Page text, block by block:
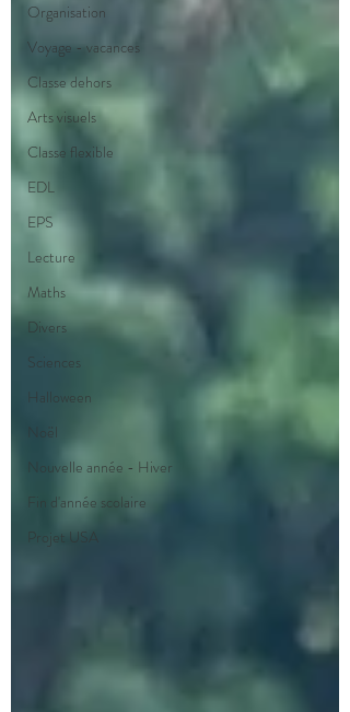
Organisation
Voyage - vacances
Classe dehors
Arts visuels
Classe flexible
EDL
EPS
Lecture
Maths
Divers
Sciences
Halloween
Noël
Nouvelle année - Hiver
Fin d'année scolaire
Projet USA